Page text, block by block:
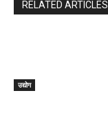
RELATED ARTICLES
उद्योग